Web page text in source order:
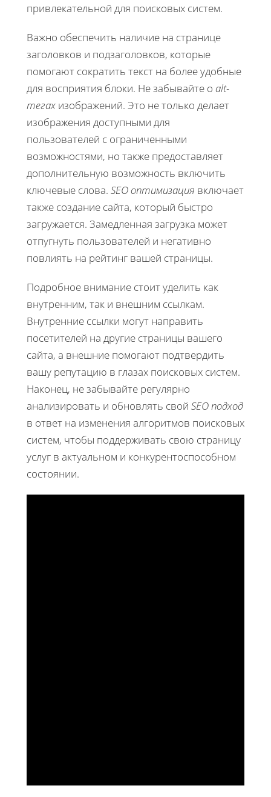
привлекательной для поисковых систем.
Важно обеспечить наличие на странице
заголовков и подзаголовков, которые
помогают сократить текст на более удобные
для восприятия блоки. Не забывайте о alt-
тегах изображений. Это не только делает
изображения доступными для
пользователей с ограниченными
возможностями, но также предоставляет
дополнительную возможность включить
ключевые слова. SEO оптимизация включает
также создание сайта, который быстро
загружается. Замедленная загрузка может
отпугнуть пользователей и негативно
повлиять на рейтинг вашей страницы.
Подробное внимание стоит уделить как
внутренним, так и внешним ссылкам.
Внутренние ссылки могут направить
посетителей на другие страницы вашего
сайта, а внешние помогают подтвердить
вашу репутацию в глазах поисковых систем.
Наконец, не забывайте регулярно
анализировать и обновлять свой SEO подход
в ответ на изменения алгоритмов поисковых
систем, чтобы поддерживать свою страницу
услуг в актуальном и конкурентоспособном
состоянии.